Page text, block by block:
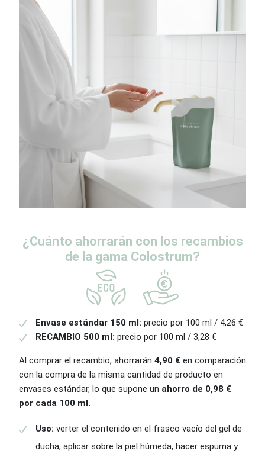
¿Cuánto ahorrarán con los recambios
de la gama Colostrum?
Envase estándar 150 ml: precio por 100 ml / 4,26 €
RECAMBIO 500 ml: precio por 100 ml / 3,28 €
Al comprar el recambio, ahorrarán 4,90 € en comparación
con la compra de la misma cantidad de producto en
envases estándar, lo que supone un ahorro de 0,98 €
por cada 100 ml.
Uso: verter el contenido en el frasco vacío del gel de
ducha, aplicar sobre la piel húmeda, hacer espuma y